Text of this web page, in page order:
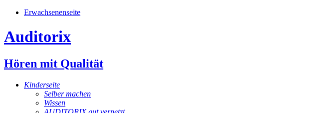
Erwachsenenseite
Auditorix
Hören mit Qualität
Kinderseite
Selber machen
Wissen